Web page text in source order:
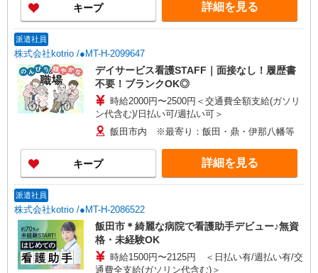
キープ 詳細を見る
派遣社員
株式会社kotrio /●MT-H-2099647
デイサービス看護STAFF｜面接なし！履歴書
不要！ブランクOK◎
時給2000円〜2500円＜交通費全額支給(ガソリ
ン代含む)/日払い可/週払い可＞
飯田市内 ※最寄り：飯田・鼎・伊那八幡等
キープ 詳細を見る
派遣社員
株式会社kotrio /●MT-H-2086522
飯田市＊綺麗な病院で看護助手デビュー♪無資
格・未経験OK
時給1500円〜2125円 ＜日払い有/週払い有/交
通費全支給(ガソリン代含む)＞